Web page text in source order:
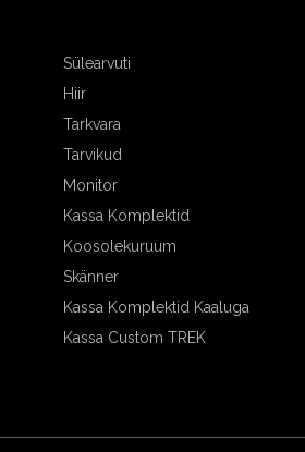
Sülearvuti
Hiir
Tarkvara
Tarvikud
Monitor
Kassa Komplektid
Koosolekuruum
Skänner
Kassa Komplektid Kaaluga
Kassa Custom TREK